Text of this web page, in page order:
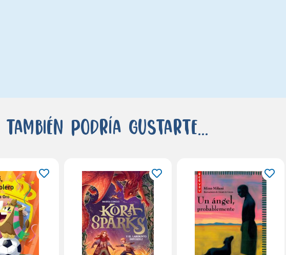
También podría gustarte...